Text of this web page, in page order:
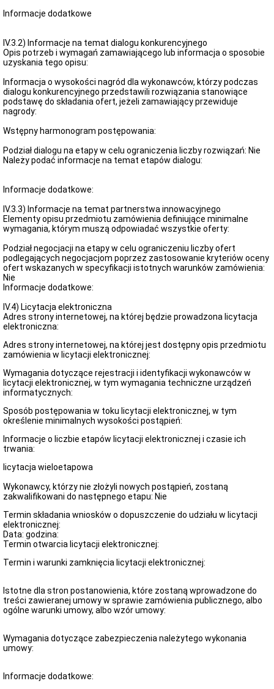
Informacje dodatkowe
IV.3.2) Informacje na temat dialogu konkurencyjnego
Opis potrzeb i wymagań zamawiającego lub informacja o sposobie
uzyskania tego opisu:
Informacja o wysokości nagród dla wykonawców, którzy podczas
dialogu konkurencyjnego przedstawili rozwiązania stanowiące
podstawę do składania ofert, jeżeli zamawiający przewiduje
nagrody:
Wstępny harmonogram postępowania:
Podział dialogu na etapy w celu ograniczenia liczby rozwiązań: Nie
Należy podać informacje na temat etapów dialogu:
Informacje dodatkowe:
IV.3.3) Informacje na temat partnerstwa innowacyjnego
Elementy opisu przedmiotu zamówienia definiujące minimalne
wymagania, którym muszą odpowiadać wszystkie oferty:
Podział negocjacji na etapy w celu ograniczeniu liczby ofert
podlegających negocjacjom poprzez zastosowanie kryteriów oceny
ofert wskazanych w specyfikacji istotnych warunków zamówienia:
Nie
Informacje dodatkowe:
IV.4) Licytacja elektroniczna
Adres strony internetowej, na której będzie prowadzona licytacja
elektroniczna:
Adres strony internetowej, na której jest dostępny opis przedmiotu
zamówienia w licytacji elektronicznej:
Wymagania dotyczące rejestracji i identyfikacji wykonawców w
licytacji elektronicznej, w tym wymagania techniczne urządzeń
informatycznych:
Sposób postępowania w toku licytacji elektronicznej, w tym
określenie minimalnych wysokości postąpień:
Informacje o liczbie etapów licytacji elektronicznej i czasie ich
trwania:
licytacja wieloetapowa
Wykonawcy, którzy nie złożyli nowych postąpień, zostaną
zakwalifikowani do następnego etapu: Nie
Termin składania wniosków o dopuszczenie do udziału w licytacji
elektronicznej:
Data: godzina:
Termin otwarcia licytacji elektronicznej:
Termin i warunki zamknięcia licytacji elektronicznej:
Istotne dla stron postanowienia, które zostaną wprowadzone do
treści zawieranej umowy w sprawie zamówienia publicznego, albo
ogólne warunki umowy, albo wzór umowy:
Wymagania dotyczące zabezpieczenia należytego wykonania
umowy:
Informacje dodatkowe: